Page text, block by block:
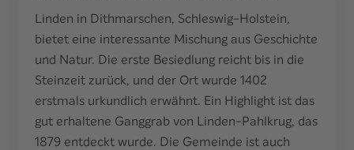
Linden in Dithmarschen, Schleswig-Holstein,
bietet eine interessante Mischung aus Geschichte
und Natur. Die erste Besiedlung reicht bis in die
Steinzeit zurück, und der Ort wurde 1402
erstmals urkundlich erwähnt. Ein Highlight ist das
gut erhaltene Ganggrab von Linden-Pahlkrug, das
1879 entdeckt wurde. Die Gemeinde ist auch